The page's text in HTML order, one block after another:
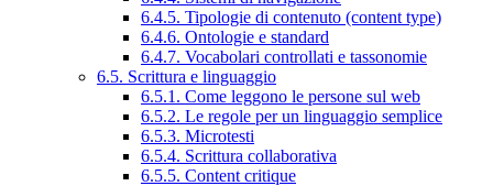
6.4.5. Tipologie di contenuto (content type)
6.4.6. Ontologie e standard
6.4.7. Vocabolari controllati e tassonomie
6.5. Scrittura e linguaggio
6.5.1. Come leggono le persone sul web
6.5.2. Le regole per un linguaggio semplice
6.5.3. Microtesti
6.5.4. Scrittura collaborativa
6.5.5. Content critique